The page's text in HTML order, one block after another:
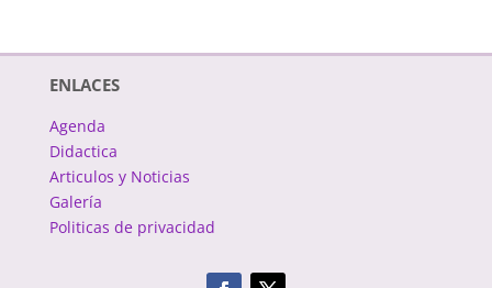
ENLACES
Agenda
Didactica
Articulos y Noticias
Galería
Politicas de privacidad